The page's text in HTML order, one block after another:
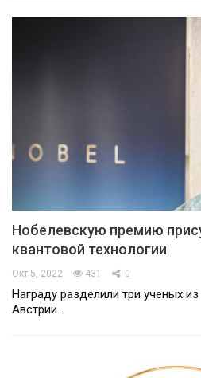
Нобелевскую премию
квантовой технологии
Окт 5, 2022 431 0
Награду разделили три ученых
Австрии…